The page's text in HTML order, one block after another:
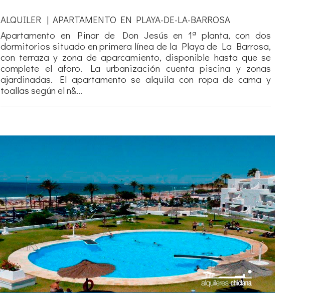
ALQUILER | APARTAMENTO EN PLAYA-DE-LA-BARROSA
Apartamento en Pinar de Don Jesús en 1ª planta, con dos
dormitorios situado en primera línea de la Playa de La Barrosa,
con terraza y zona de aparcamiento, disponible hasta que se
complete el aforo. La urbanización cuenta piscina y zonas
ajardinadas. El apartamento se alquila con ropa de cama y
toallas según el n&...